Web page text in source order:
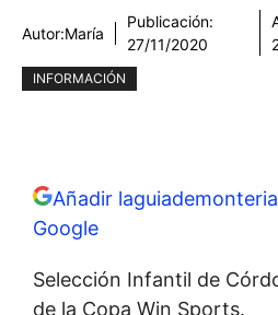
Autor:María
Publicación:
27/11/2020
INFORMACIÓN
Añadir
Google
Selección Infantil de
de la Copa Win Sports.